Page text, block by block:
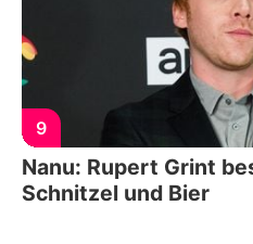
9
Nanu: Rupert Grint
Schnitzel und Bier